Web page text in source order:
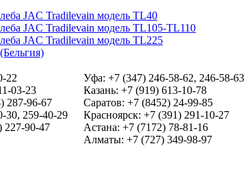
JAC Tradilevain модель TL40
JAC Tradilevain модель TL105-TL110
JAC Tradilevain модель TL225
22
03-23
287-96-67
30, 259-40-29
227-90-47
Уфа: +7 (347) 246-58-62, 246-58-63
Казань: +7 (919) 613-10-78
Саратов: +7 (8452) 24-99-85
Красноярск: +7 (391) 291-10-27
Астана: +7 (7172) 78-81-16
Алматы: +7 (727) 349-98-97